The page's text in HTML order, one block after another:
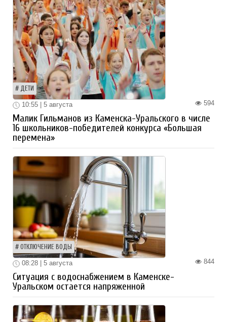
ДЕТИ
594
10:55 | 5 августа
Малик Гильманов из Каменска-Уральского в числе
16 школьников-победителей конкурса «Большая
перемена»
ОТКЛЮЧЕНИЕ ВОДЫ
844
08:28 | 5 августа
Ситуация с водоснабжением в Каменске-
Уральском остается напряженной